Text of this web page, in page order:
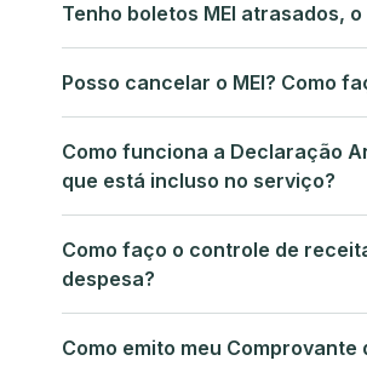
Tenho boletos MEI atrasados,
Posso cancelar o MEI? Como
Como funciona a Declaração
que está incluso no serviço?
Como faço o controle de
despesa?
Como emito meu Comprovante